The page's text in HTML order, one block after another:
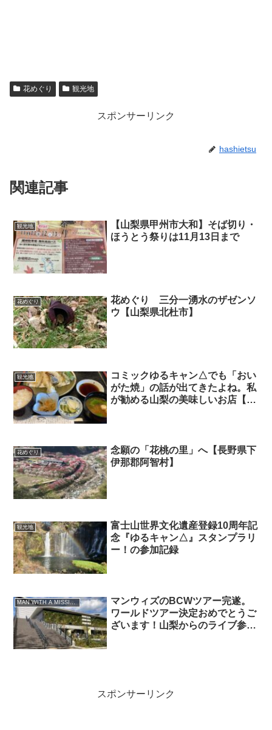
花めぐり 観光地
スポンサーリンク
hashietsu
関連記事
観光地
【山梨県甲州市大和】そば切り・
ほうとう祭りは11月13日まで
花めぐり
花めぐり 三分一湧水のザゼンソ
ウ【山梨県北杜市】
観光地
コミックゆるキャン△でも「おい
がた焼」の話が出てきたよね。私
が勧める山梨の美味しいお店【笛
花めぐり
念願の「花桃の里」へ【長野県下
伊那郡阿智村】
観光地
富士山世界文化遺産登録10周年記
念『ゆるキャン△』スタンプラリ
ー！の参加記録
MAN WITH A MISSION
マンウィズのBCWツアー完遂。
ワールドツアー決定おめでとうご
ざいます！山梨からのライブ参戦
スポンサーリンク